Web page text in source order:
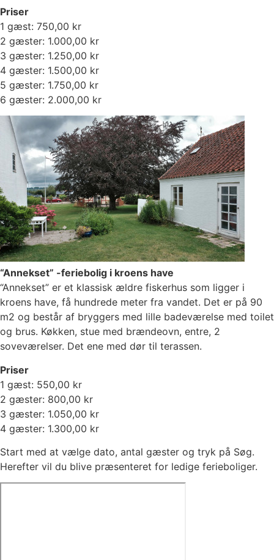
Priser
1 gæst: 750,00 kr
2 gæster: 1.000,00 kr
3 gæster: 1.250,00 kr
4 gæster: 1.500,00 kr
5 gæster: 1.750,00 kr
6 gæster: 2.000,00 kr
“Annekset” -feriebolig i kroens have
“Annekset” er et klassisk ældre fiskerhus som ligger i
kroens have, få hundrede meter fra vandet. Det er på 90
m2 og består af bryggers med lille badeværelse med toilet
og brus. Køkken, stue med brændeovn, entre, 2
soveværelser. Det ene med dør til terassen.
Priser
1 gæst: 550,00 kr
2 gæster: 800,00 kr
3 gæster: 1.050,00 kr
4 gæster: 1.300,00 kr
Start med at vælge dato, antal gæster og tryk på Søg.
Herefter vil du blive præsenteret for ledige ferieboliger.